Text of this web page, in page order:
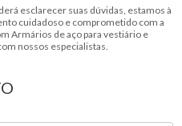
esclarecer suas dúvidas, estamos à
cuidadoso e comprometido com a
Armários de aço para vestiário e
nossos especialistas.